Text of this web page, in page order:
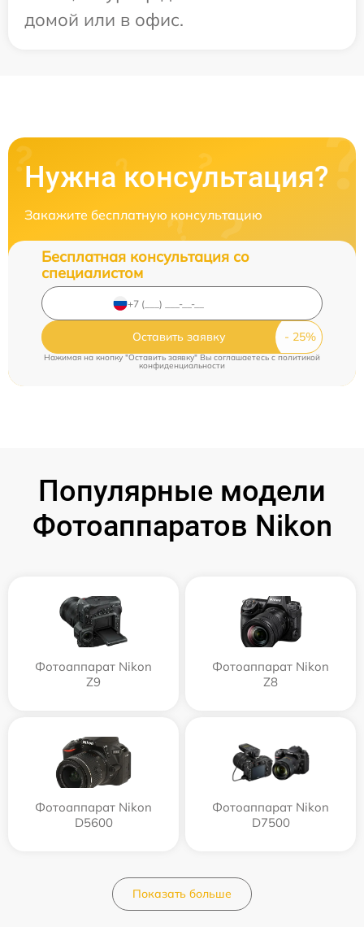
домой или в офис.
Нужна консультация?
Закажите бесплатную консультацию
Бесплатная консультация со
специалистом
Оставить заявку
Нажимая на кнопку "Оставить заявку" Вы соглашаетесь cполитикой
конфиденциальности
Популярные модели
Фотоаппаратов Nikon
Фотоаппарат Nikon
Z9
Фотоаппарат Nikon
Z8
Фотоаппарат Nikon
D5600
Фотоаппарат Nikon
D7500
Показать больше